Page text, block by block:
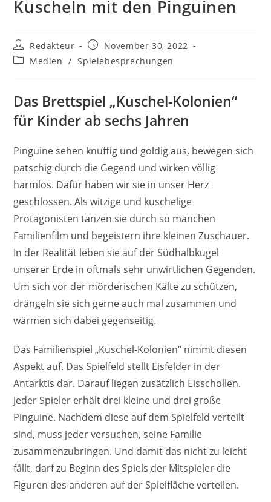
Kuscheln mit den Pinguinen
Beitrags-
Autor:
Redakteur
Beitrag
veröffentlicht:
November 30, 2022
Beitrags-
Medien / Spielebesprechungen
Das Brettspiel „Kuschel-Kolonien“
für Kinder ab sechs Jahren
Pinguine sehen knuffig und goldig aus, bewegen sich
patschig durch die Gegend und wirken völlig
harmlos. Dafür haben wir sie in unser Herz
geschlossen. Als witzige und kuschelige
Protagonisten tanzen sie durch so manchen
Familienfilm und begeistern ihre kleinen Zuschauer.
In der Realität leben sie auf der Südhalbkugel
unserer Erde in oftmals sehr unwirtlichen Gegenden.
Um sich vor der mörderischen Kälte zu schützen,
drängeln sie sich gerne auch mal zusammen und
wärmen sich dabei gegenseitig.
Das Familienspiel „Kuschel-Kolonien“ nimmt diesen
Aspekt auf. Das Spielfeld stellt Eisfelder in der
Antarktis dar. Darauf liegen zusätzlich Eisschollen.
Jeder Spieler erhält drei kleine und drei große
Pinguine. Nachdem diese auf dem Spielfeld verteilt
sind, muss jeder versuchen, seine Familie
zusammenzubringen. Und damit das nicht zu leicht
fällt, darf zu Beginn des Spiels der Mitspieler die
Figuren des anderen auf der Spielfläche verteilen.